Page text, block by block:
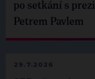
po setkání s
Petrem Pavlem
29.7.2026